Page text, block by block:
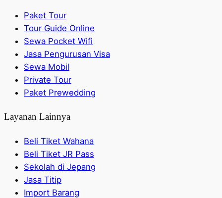
Paket Tour
Tour Guide Online
Sewa Pocket Wifi
Jasa Pengurusan Visa
Sewa Mobil
Private Tour
Paket Prewedding
Layanan Lainnya
Beli Tiket Wahana
Beli Tiket JR Pass
Sekolah di Jepang
Jasa Titip
Import Barang